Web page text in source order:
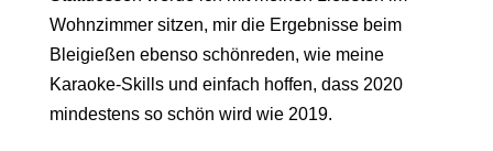
Wohnzimmer sitzen, mir die Ergebnisse beim
Bleigießen ebenso schönreden, wie meine
Karaoke-Skills und einfach hoffen, dass 2020
mindestens so schön wird wie 2019.